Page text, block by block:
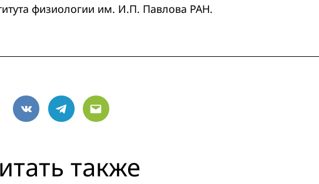
физиологии им. И.П. Павлова РАН.
VK Telegram
Email
также